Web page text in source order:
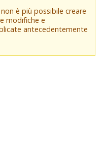
è più possibile creare
modifiche e
antecedentemente